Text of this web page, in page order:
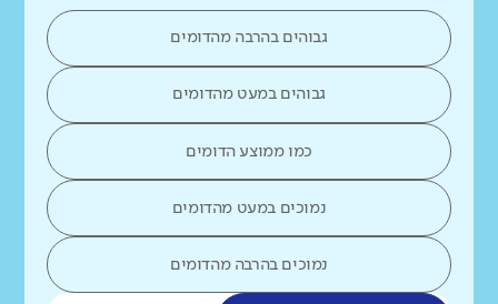
גבוהים בהרבה מהדומים
גבוהים במעט מהדומים
כמו ממוצע הדומים
נמוכים במעט מהדומים
נמוכים בהרבה מהדומים